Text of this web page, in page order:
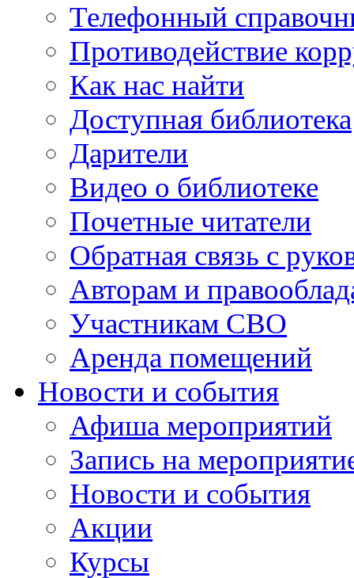
Телефонный
Противодействие
Как нас найти
Доступная библиотека
Дарители
Видео о библиотеке
Почетные читатели
Обратная связь с
Авторам и
Участникам СВО
Аренда помещений
Новости и события
Афиша мероприятий
Запись на
Новости и события
Акции
Курсы